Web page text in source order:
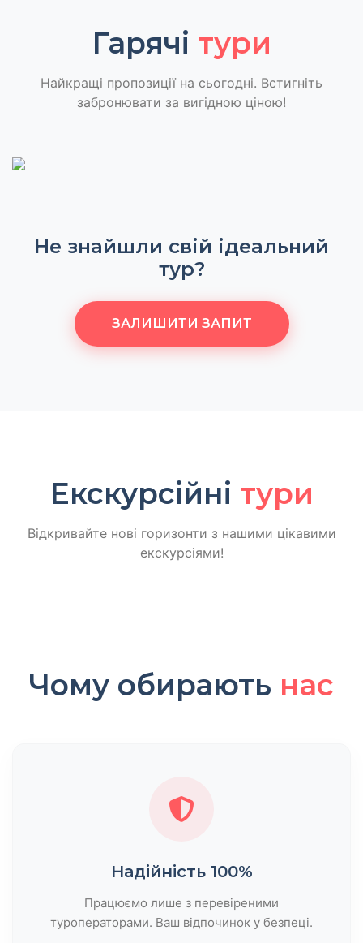
Гарячі тури
Найкращі пропозиції на сьогодні. Встигніть
забронювати за вигідною ціною!
Не знайшли свій ідеальний
тур?
ЗАЛИШИТИ ЗАПИТ
Екскурсійні тури
Відкривайте нові горизонти з нашими цікавими
екскурсіями!
Чому обирають нас
Надійність 100%
Працюємо лише з перевіреними
туроператорами. Ваш відпочинок у безпеці.